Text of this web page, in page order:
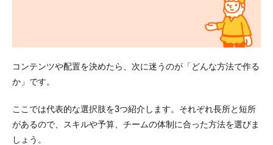
ルで
観を
る
8.3
情報
コンテンツや配置を決めたら、次に迷うのが「どんな方法で作る
か」です。
ここでは代表的な選択肢を3つ紹介します。それぞれ長所と短所
があるので、スキルや予算、チームの体制に合った方法を選びま
しょう。